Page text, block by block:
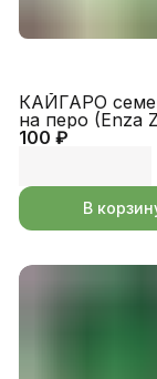
100 ₽
КАЙГАРО
на перо (Enza
Alexagro)
В